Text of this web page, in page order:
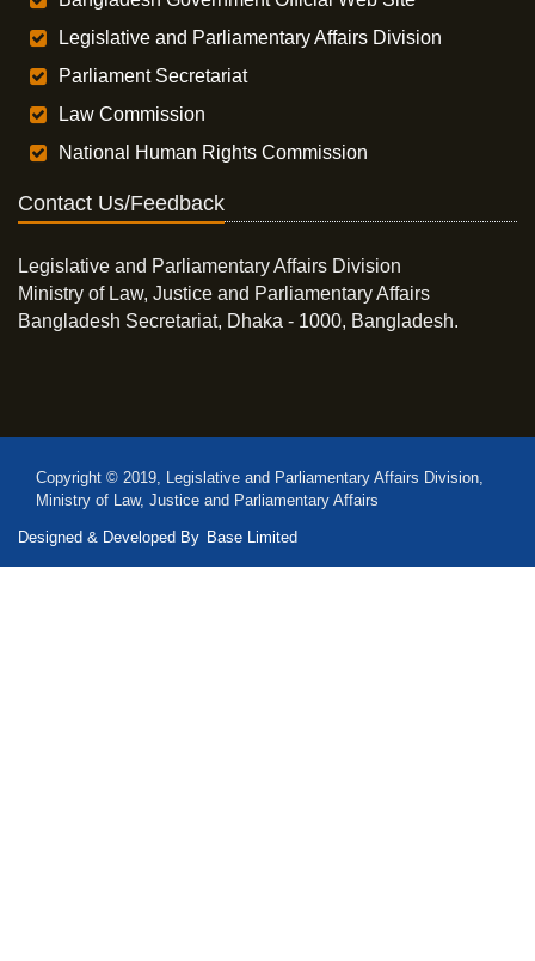
Legislative and Parliamentary Affairs Division
Parliament Secretariat
Law Commission
National Human Rights Commission
Contact Us/Feedback
Legislative and Parliamentary Affairs Division
Ministry of Law, Justice and Parliamentary Affairs
Bangladesh Secretariat, Dhaka - 1000, Bangladesh.
Copyright © 2019, Legislative and Parliamentary Affairs Division,
Ministry of Law, Justice and Parliamentary Affairs
Designed & Developed By Base Limited